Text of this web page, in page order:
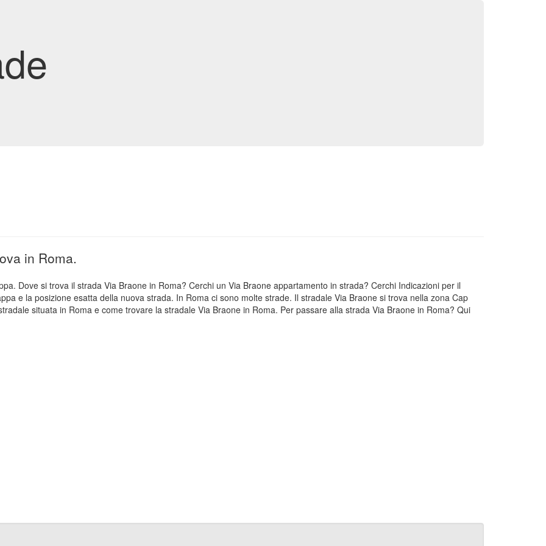
in Roma.
Dove si trova il strada Via Braone in Roma? Cerchi un Via Braone appartamento in strada? Cerchi Indicazioni per il
e la posizione esatta della nuova strada. In Roma ci sono molte strade. Il stradale Via Braone si trova nella zona Cap
situata in Roma e come trovare la stradale Via Braone in Roma. Per passare alla strada Via Braone in Roma? Qui